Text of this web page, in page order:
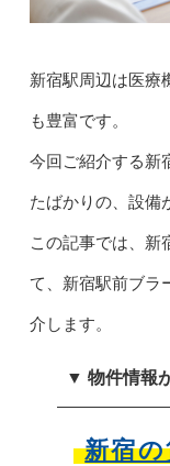
新宿駅周辺は医療
も豊富です。
今回ご紹介する新
たばかりの、設備
この記事では、新
て、新宿駅前ブラ
介します。
▼ 物件情報
新宿